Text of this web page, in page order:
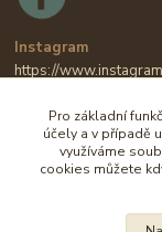
Instagram
https://
Pro základní
účely a v případě
využíváme
cookies můžete